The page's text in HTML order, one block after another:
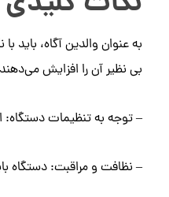
به عنوان والدین آگاه، باید
بی نظیر آن را افزایش می‌دهند
– توجه به تنظیمات
– نظافت و مراقبت: دستگاه